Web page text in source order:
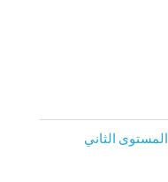
المستوى الثاني